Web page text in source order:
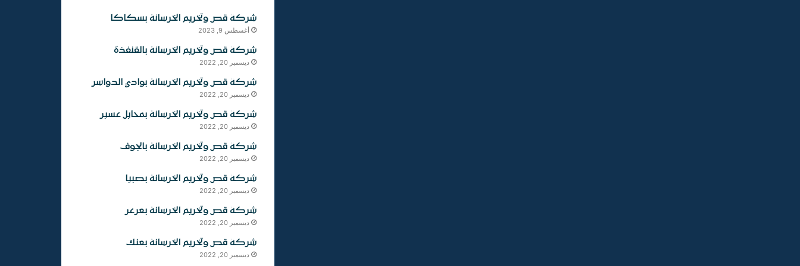
شركة قص وتخريم الخرسانة بسكاكا
أغسطس 9, 2023
شركة قص وتخريم الخرسانة بالقنفذة
ديسمبر 20, 2022
شركة قص وتخريم الخرسانة بوادي الدواسر
ديسمبر 20, 2022
شركة قص وتخريم الخرسانة بمحايل عسير
ديسمبر 20, 2022
شركة قص وتخريم الخرسانة بالجوف
ديسمبر 20, 2022
شركة قص وتخريم الخرسانة بصبيا
ديسمبر 20, 2022
شركة قص وتخريم الخرسانة بعرعر
ديسمبر 20, 2022
شركة قص وتخريم الخرسانة بعنك
ديسمبر 20, 2022